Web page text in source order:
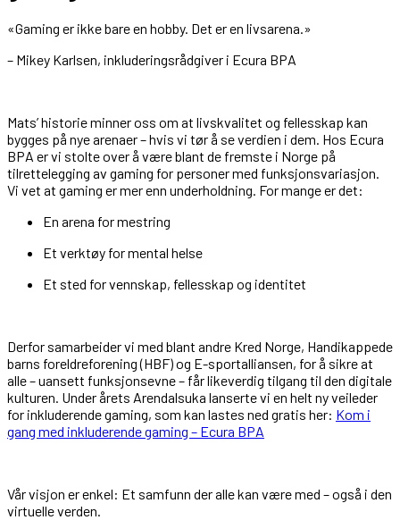
«Gaming er ikke bare en hobby. Det er en livsarena.»
– Mikey Karlsen, inkluderingsrådgiver i Ecura BPA
Mats’ historie minner oss om at livskvalitet og fellesskap kan
bygges på nye arenaer – hvis vi tør å se verdien i dem. Hos Ecura
BPA er vi stolte over å være blant de fremste i Norge på
tilrettelegging av gaming for personer med funksjonsvariasjon.
Vi vet at gaming er mer enn underholdning. For mange er det:
En arena for mestring
Et verktøy for mental helse
Et sted for vennskap, fellesskap og identitet
Derfor samarbeider vi med blant andre Kred Norge, Handikappede
barns foreldreforening (HBF) og E-sportalliansen, for å sikre at
alle – uansett funksjonsevne – får likeverdig tilgang til den digitale
kulturen. Under årets Arendalsuka lanserte vi en helt ny veileder
for inkluderende gaming, som kan lastes ned gratis her: Kom i
gang med inkluderende gaming – Ecura BPA
Vår visjon er enkel: Et samfunn der alle kan være med – også i den
virtuelle verden.